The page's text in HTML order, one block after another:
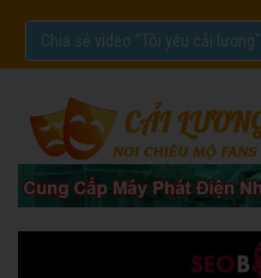
Chia sẻ video "Tôi yêu cải lương".